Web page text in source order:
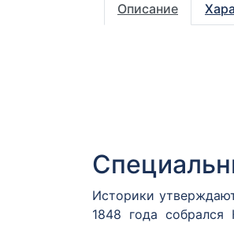
Описание
Историки
1848 года